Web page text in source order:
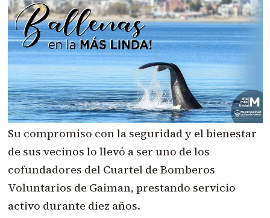
Su compromiso con la seguridad y el bienestar
de sus vecinos lo llevó a ser uno de los
cofundadores del Cuartel de Bomberos
Voluntarios de Gaiman, prestando servicio
activo durante diez años.